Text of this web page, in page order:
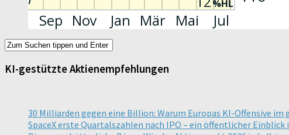
KI-gestützte Aktienempfehlungen
30 Milliarden gegen eine Billion: Warum Europas KI-Offensive
SpaceX erste Quartalszahlen nach IPO – ein öffentlicher